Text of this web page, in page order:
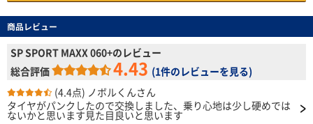
商品レビュー
SP SPORT MAXX 060+のレビュー
総合評価
4.43 (1件のレビューを見る)
(4.4点) ノボルくんさん
タイヤがパンクしたので交換しました、乗り心地は少し硬めでは
ないかと思います見た目良いと思います